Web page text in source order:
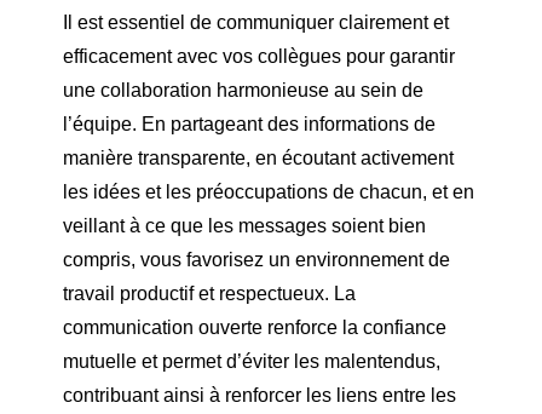
Il est essentiel de communiquer clairement et
efficacement avec vos collègues pour garantir
une collaboration harmonieuse au sein de
l’équipe. En partageant des informations de
manière transparente, en écoutant activement
les idées et les préoccupations de chacun, et en
veillant à ce que les messages soient bien
compris, vous favorisez un environnement de
travail productif et respectueux. La
communication ouverte renforce la confiance
mutuelle et permet d’éviter les malentendus,
contribuant ainsi à renforcer les liens entre les